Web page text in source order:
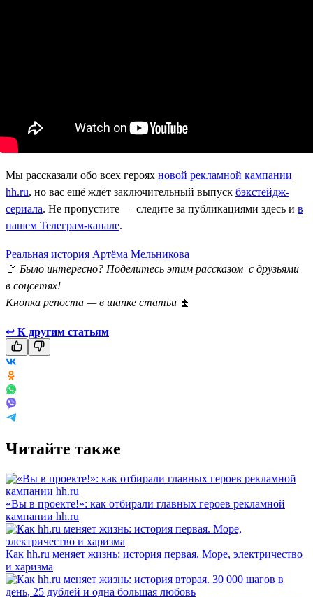
Мы рассказали обо всех героях новой рекламной кампании
hh.ru, но вас ещё ждёт заключительный выпуск бэкстейдж-
сериала. Не пропустите — следите за публикациями здесь и в
нашем Телеграм-канале.
Реальная история Артёма Мельникова
🚩 Было интересно? Поделитесь этим рассказом с друзьями
в соцсетях!
Кнопка репоста — в шапке статьи ⏫
↩ К другим статьям
Читайте также
«Вы в проекте!»: как отбирали главных героев рекламной
кампании hh.ru
Как hh.ru меняет жизнь: история первая. Море, электричество
и харизма